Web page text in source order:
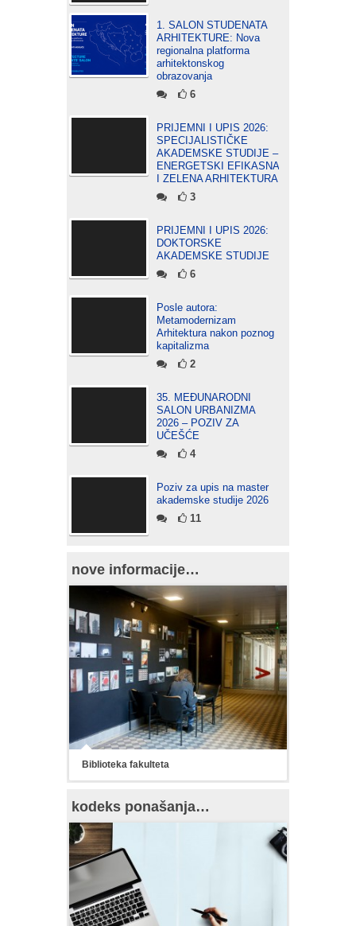
1. SALON STUDENATA
ARHITEKTURE: Nova
regionalna platforma
arhitektonskog
obrazovanja
6
PRIJEMNI I UPIS 2026:
SPECIJALISTIČKE
AKADEMSKE STUDIJE –
ENERGETSKI EFIKASNA
I ZELENA ARHITEKTURA
3
PRIJEMNI I UPIS 2026:
DOKTORSKE
AKADEMSKE STUDIJE
6
Posle autora:
Metamodernizam
Arhitektura nakon poznog
kapitalizma
2
35. MEĐUNARODNI
SALON URBANIZMA
2026 – POZIV ZA
UČEŠĆE
4
Poziv za upis na master
akademske studije 2026
11
nove informacije…
Biblioteka fakulteta
kodeks ponašanja…